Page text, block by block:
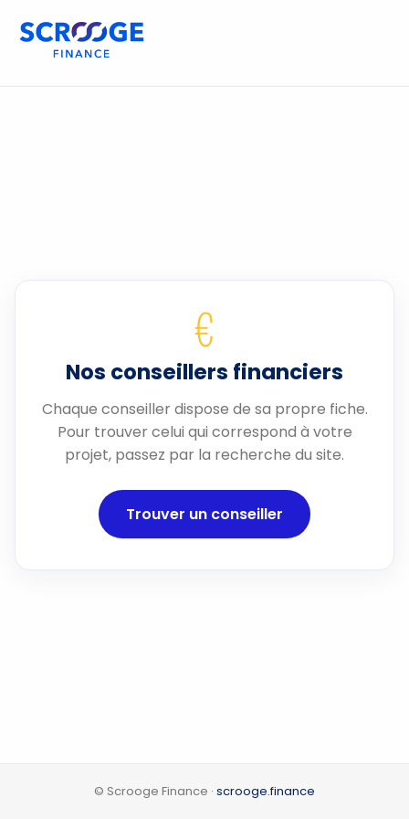
€
Nos conseillers financiers
Chaque conseiller dispose de sa propre fiche.
Pour trouver celui qui correspond à votre
projet, passez par la recherche du site.
Trouver un conseiller
© Scrooge Finance · scrooge.finance